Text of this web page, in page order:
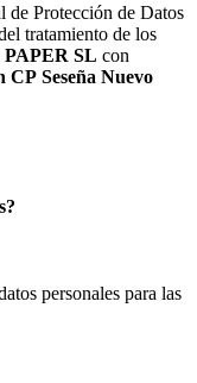
de Protección de Datos
tratamiento de los
SL con
CP Seseña Nuevo
personales para las